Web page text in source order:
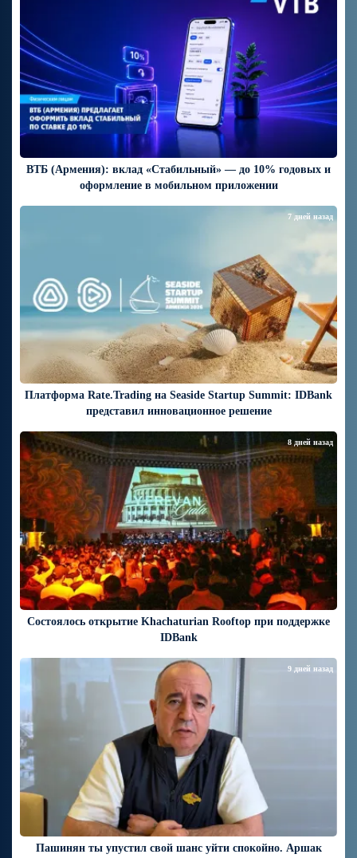
ВТБ (Армения): вклад «Стабильный» — до 10% годовых и
оформление в мобильном приложении
Платформа Rate.Trading на Seaside Startup Summit: IDBank
представил инновационное решение
7 дней назад
Состоялось открытие Khachaturian Rooftop при поддержке
IDBank
8 дней назад
Пашинян ты упустил свой шанс уйти спокойно. Аршак
9 дней назад